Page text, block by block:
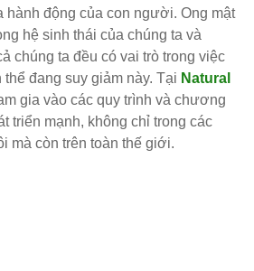
hành động của con người. Ong mật
hệ sinh thái của chúng ta và
chúng ta đều có vai trò trong việc
đang suy giảm này. Tại Natural
gia vào các quy trình và chương
triển mạnh, không chỉ trong các
mà còn trên toàn thế giới.